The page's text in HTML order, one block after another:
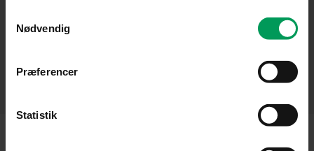
Nødvendig
Præferencer
Statistik